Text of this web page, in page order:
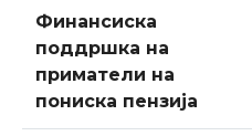
Финансиска
поддршка на
приматели на
пониска пензија